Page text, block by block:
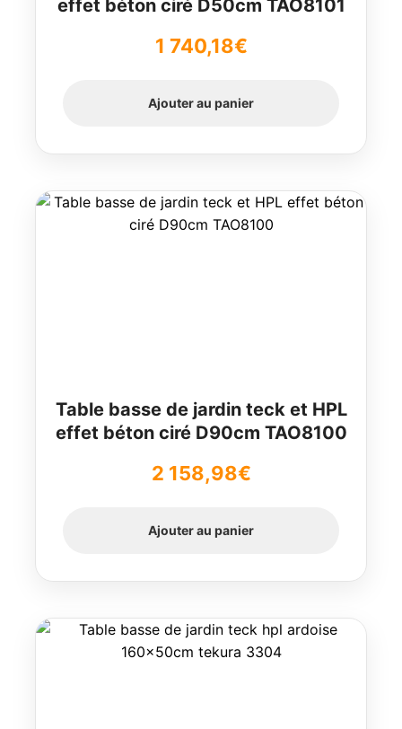
effet béton ciré D50cm TAO8101
1 740,18€
Ajouter au panier
Table basse de jardin teck et HPL
effet béton ciré D90cm TAO8100
2 158,98€
Ajouter au panier